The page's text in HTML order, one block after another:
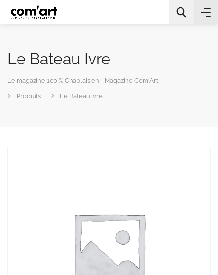
Le Bateau Ivre
Le magazine 100 % Chablaisien - Magazine Com'Art
Produits Le Bateau Ivre